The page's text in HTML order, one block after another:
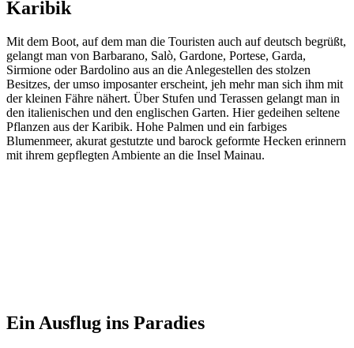
Karibik
Mit dem Boot, auf dem man die Touristen auch auf deutsch begrüßt,
gelangt man von Barbarano, Salò, Gardone, Portese, Garda,
Sirmione oder Bardolino aus an die Anlegestellen des stolzen
Besitzes, der umso imposanter erscheint, jeh mehr man sich ihm mit
der kleinen Fähre nähert. Über Stufen und Terassen gelangt man in
den italienischen und den englischen Garten. Hier gedeihen seltene
Pflanzen aus der Karibik. Hohe Palmen und ein farbiges
Blumenmeer, akurat gestutzte und barock geformte Hecken erinnern
mit ihrem gepflegten Ambiente an die Insel Mainau.
Ein Ausflug ins Paradies